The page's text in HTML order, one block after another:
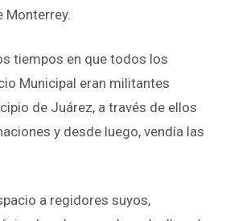
Monterrey.
tiempos en que todos los
Municipal eran militantes
de Juárez, a través de ellos
y desde luego, vendía las
a regidores suyos,